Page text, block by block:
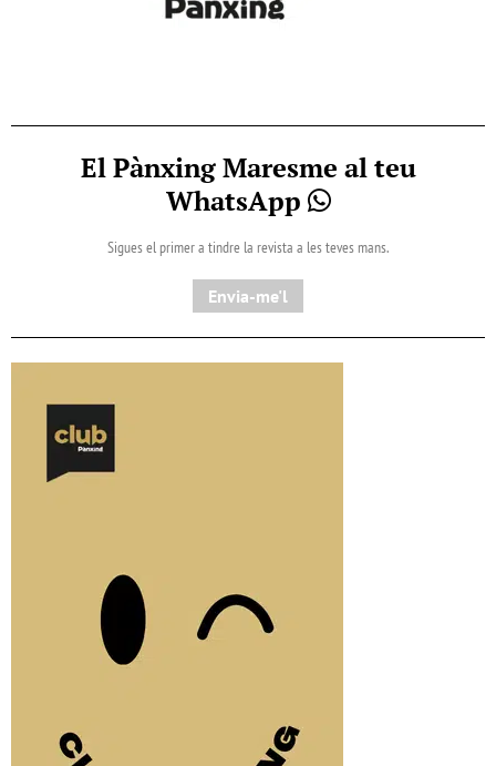
El Pànxing Maresme al teu
WhatsApp
Sigues el primer a tindre la revista a les teves mans.
Envia-me'l